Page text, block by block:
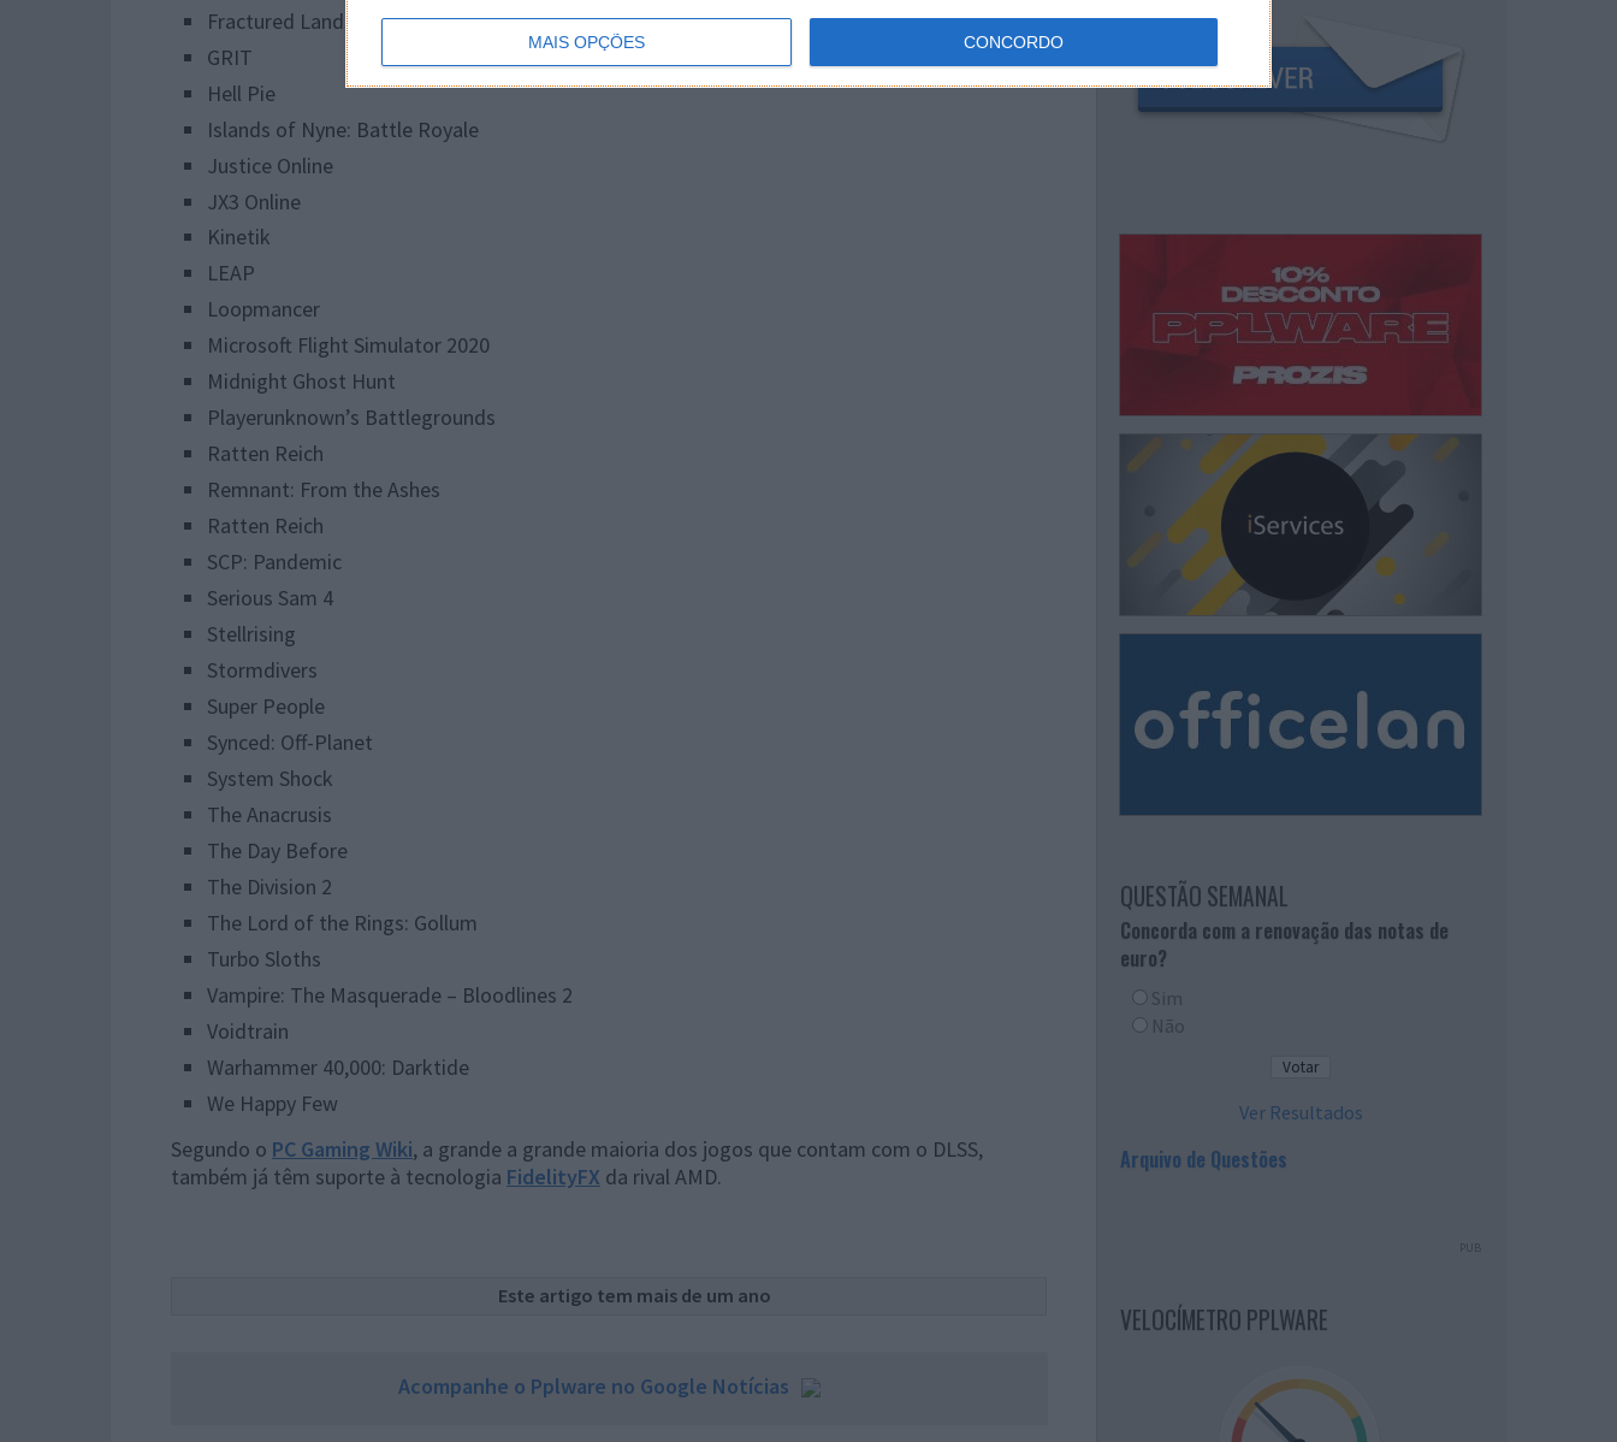
MAIS OPÇÕES CONCORDO
Fractured Lands
GRIT
Hell Pie
Islands of Nyne: Battle Royale
Justice Online
JX3 Online
Kinetik
LEAP
Loopmancer
Microsoft Flight Simulator 2020
Midnight Ghost Hunt
Playerunknown’s Battlegrounds
Ratten Reich
Remnant: From the Ashes
Ratten Reich
SCP: Pandemic
Serious Sam 4
Stellrising
Stormdivers
Super People
Synced: Off-Planet
System Shock
The Anacrusis
The Day Before
The Division 2
The Lord of the Rings: Gollum
Turbo Sloths
Vampire: The Masquerade – Bloodlines 2
Voidtrain
Warhammer 40,000: Darktide
We Happy Few
Segundo o PC Gaming Wiki, a grande a grande maioria dos jogos que contam com o DLSS,
também já têm suporte à tecnologia FidelityFX da rival AMD.
Este artigo tem mais de um ano
Acompanhe o Pplware no Google Notícias
QUESTÃO SEMANAL
Concorda com a renovação das notas de
euro?
Sim
Não
Ver Resultados
Arquivo de Questões
PUB
VELOCÍMETRO PPLWARE